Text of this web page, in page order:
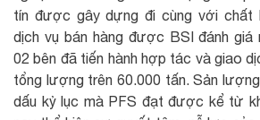
tín được gây dựng đi cùng với chất
dịch vụ bán hàng được BSI đánh giá
02 bên đã tiến hành hợp tác và giao
tổng lượng trên 60.000 tấn. Sản
dấu kỷ lục mà PFS đạt được kể từ